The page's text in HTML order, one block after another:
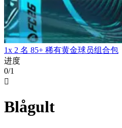
1x 2 名 85+ 稀有黄金球员组合包
进度
0/1

Blågult